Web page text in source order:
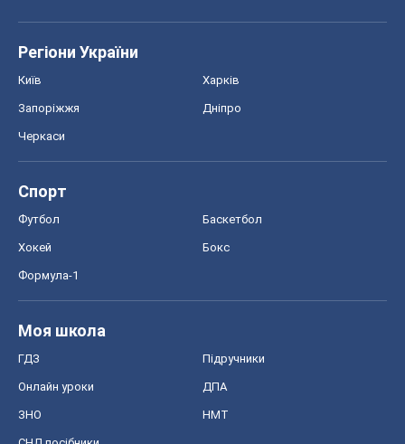
Регіони України
Київ Харків
Запоріжжя Дніпро
Черкаси
Спорт
Футбол Баскетбол
Хокей Бокс
Формула-1
Моя школа
ГДЗ Підручники
Онлайн уроки ДПА
ЗНО НМТ